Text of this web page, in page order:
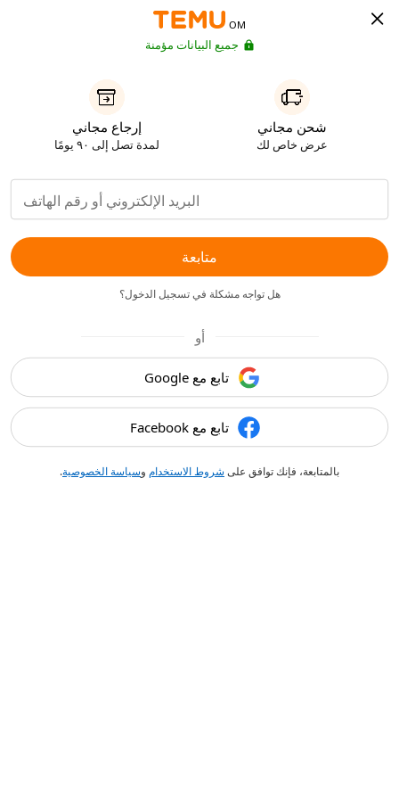
OM
جميع البيانات مؤمنة
شحن مجاني
عرض خاص لك
إرجاع مجاني
لمدة تصل إلى ٩٠ يومًا
متابعة
هل تواجه مشكلة في تسجيل الدخول؟
أو
تابع مع Google
تابع مع Facebook
بالمتابعة، فإنك توافق على شروط الاستخدام وسياسة الخصوصية.